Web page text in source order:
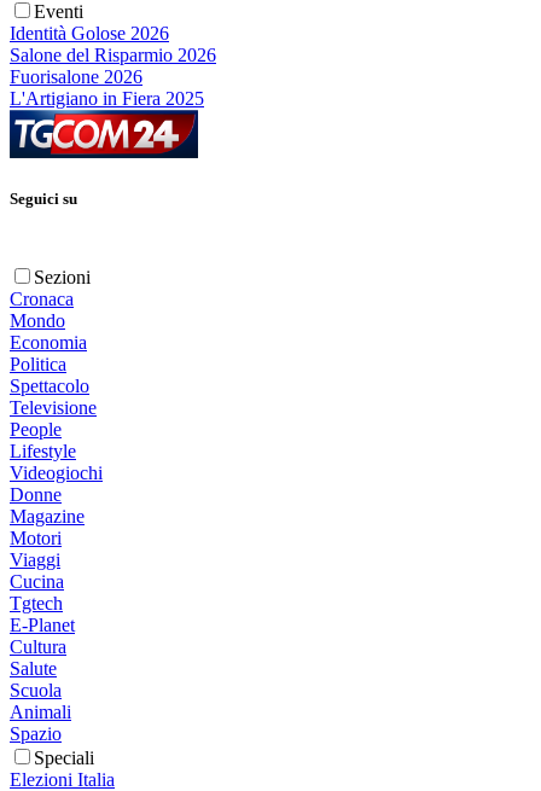
Eventi
Identità Golose 2026
Salone del Risparmio 2026
Fuorisalone 2026
L'Artigiano in Fiera 2025
Seguici su
Sezioni
Cronaca
Mondo
Economia
Politica
Spettacolo
Televisione
People
Lifestyle
Videogiochi
Donne
Magazine
Motori
Viaggi
Cucina
Tgtech
E-Planet
Cultura
Salute
Scuola
Animali
Spazio
Speciali
Elezioni Italia